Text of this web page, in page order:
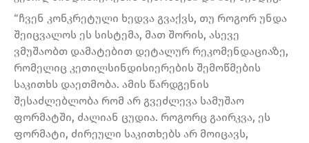
“ჩვენ კონკრეტული ხედვა გვაქვს, თუ როგორ უნდა
შეიცვალოს ეს სისტემა, მათ შორის, ასევე
ვმუშაობთ დამატებით დეტალურ რეკომენდაციაზე,
რომელიც კეთილსინდისიერების შემოწმების
საკითხს დაეთმობა. ამის წარდგენის
შესაძლებლობა რომ არ გვეძლევა სამუშაო
ფორმატში, ძალიან ცუდია. როგორც გაირკვა, ეს
ფორმატი, ძირეული საკითხებს არ მოიცავს,